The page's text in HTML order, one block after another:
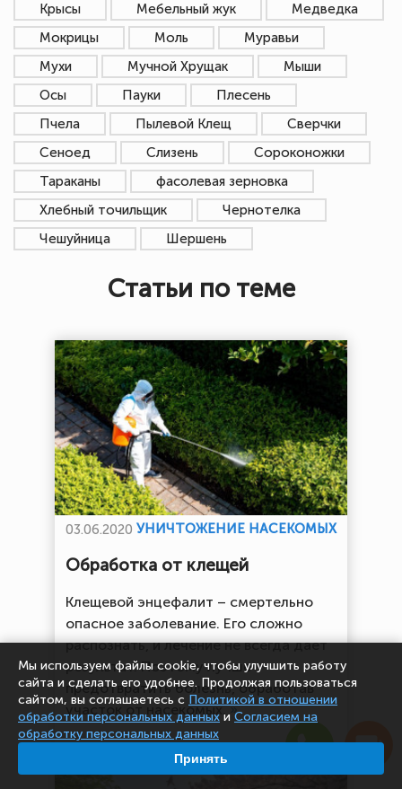
Крысы
Мебельный жук
Медведка
Мокрицы
Моль
Муравьи
Мухи
Мучной Хрущак
Мыши
Осы
Пауки
Плесень
Пчела
Пылевой Клещ
Сверчки
Сеноед
Слизень
Сороконожки
Тараканы
фасолевая зерновка
Хлебный точильщик
Чернотелка
Чешуйница
Шершень
Статьи по теме
03.06.2020 УНИЧТОЖЕНИЕ НАСЕКОМЫХ
Обработка от клещей
Клещевой энцефалит – смертельно
опасное заболевание. Его сложно
распознать, и лечение не всегда дает
результат. Поэтому лучше
предотвратить болезнь, обработав
участок от насекомых.»
Мы используем файлы cookie, чтобы улучшить работу
сайта и сделать его удобнее. Продолжая пользоваться
сайтом, вы соглашаетесь с Политикой в отношении
обработки персональных данных и Согласием на
обработку персональных данных
Принять